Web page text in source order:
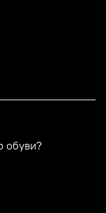
обуви?